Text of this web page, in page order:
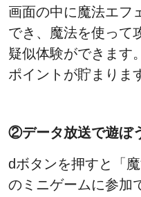
画面の中に魔法エフ
でき、魔法を使って
疑似体験ができます
ポイントが貯まりま
②データ放送で遊ぼ
dボタンを押すと「
のミニゲームに参加